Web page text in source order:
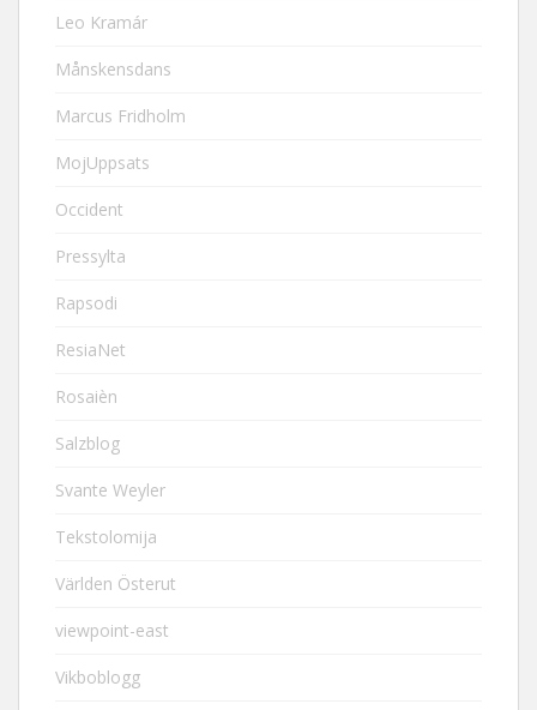
Leo Kramár
Månskensdans
Marcus Fridholm
MojUppsats
Occident
Pressylta
Rapsodi
ResiaNet
Rosaièn
Salzblog
Svante Weyler
Tekstolomija
Världen Österut
viewpoint-east
Vikboblogg